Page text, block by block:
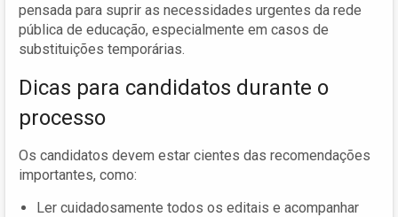
pensada para suprir as necessidades urgentes da rede
pública de educação, especialmente em casos de
substituições temporárias.
Dicas para candidatos durante o
processo
Os candidatos devem estar cientes das recomendações
importantes, como:
Ler cuidadosamente todos os editais e acompanhar